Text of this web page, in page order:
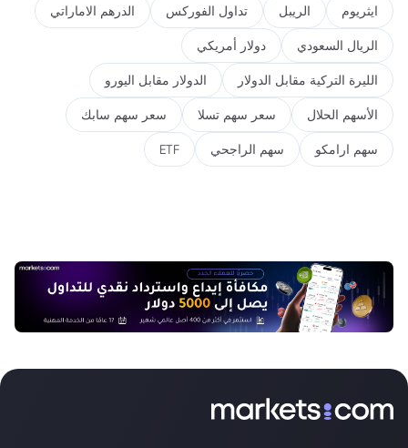
ايثريوم الريبل تداول الفوركس الدرهم الاماراتي
الريال السعودي دولار أمريكي
الليرة التركية مقابل الدولار الدولار مقابل اليورو
الأسهم الحلال سعر سهم تسلا سعر سهم سابك
سهم ارامكو سهم الراجحي ETF